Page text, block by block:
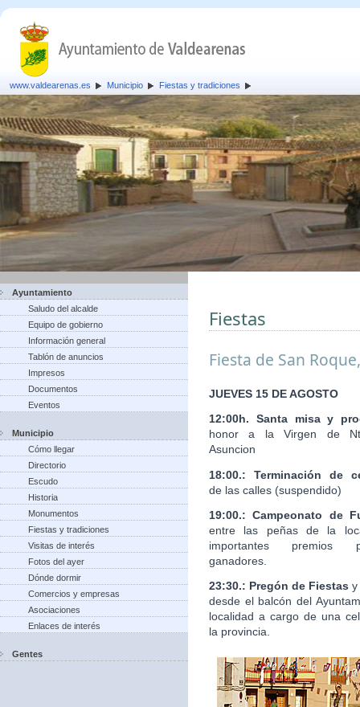
www.valdearenas.es Municipio Fiestas y tradiciones
Ayuntamiento
Saludo del alcalde
Equipo de gobierno
Información general
Tablón de anuncios
Impresos
Documentos
Eventos
Municipio
Cómo llegar
Directorio
Escudo
Historia
Monumentos
Fiestas y tradiciones
Visitas de interés
Fotos del ayer
Dónde dormir
Comercios y empresas
Asociaciones
Enlaces de interés
Gentes
Fiestas
Fiesta de San
JUEVES 15 DE AGOSTO
12:00h. Santa misa y
honor a la Virgen de
Asuncion
18:00.: Terminación de
de las calles (suspendido)
19:00.: Campeonato de
entre las peñas de la
importantes premios
ganadores.
23:30.: Pregón de Fiestas y
desde el balcón del
localidad a cargo de una
la provincia.